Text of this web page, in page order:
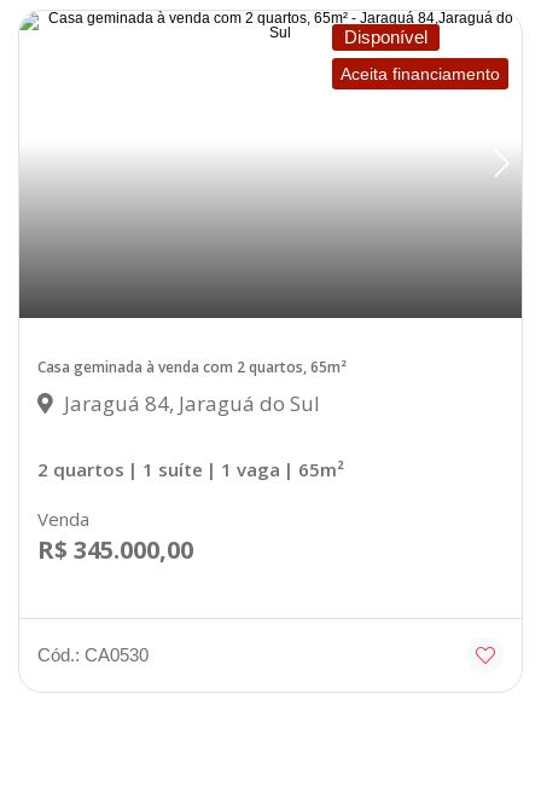
Disponível
Aceita financiamento
Casa geminada à venda com 2 quartos, 65m²
Jaraguá 84, Jaraguá do Sul
2 quartos | 1 suíte | 1 vaga | 65m²
Venda
R$ 345.000,00
Cód.: CA0530